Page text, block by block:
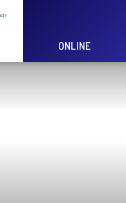
ONLINE